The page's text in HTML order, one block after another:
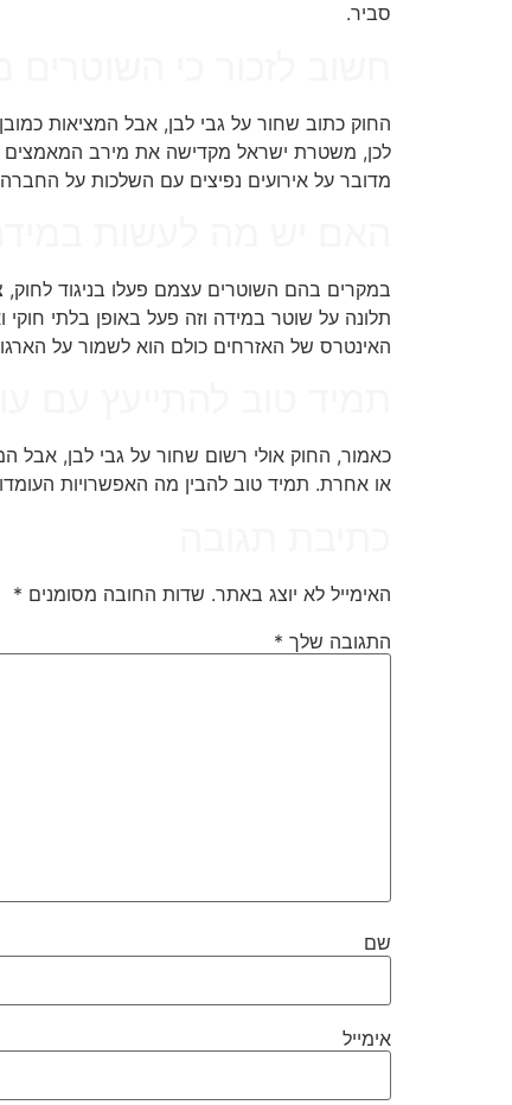
סביר.
החוק כתוב שחור על גבי לבן, אבל המציאות
לכן, משטרת ישראל מקדישה את מירב המאמצים
מדובר על אירועים נפיצים עם השלכות על החברה
במקרים בהם השוטרים עצמם פעלו בניגוד
תלונה על שוטר במידה וזה פעל באופן בלתי
האינטרס של האזרחים כולם הוא לשמור על
כאמור, החוק אולי רשום שחור על גבי לבן, אבל
או אחרת. תמיד טוב להבין מה האפשרויות
האימייל לא יוצג באתר. שדות החובה מסומנים *
התגובה שלך *
שם
אימייל